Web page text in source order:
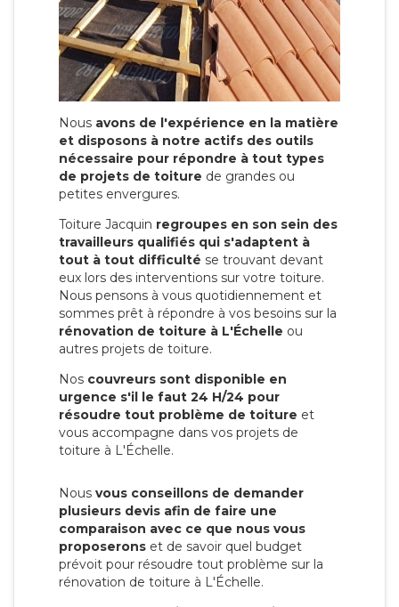
Nous avons de l'expérience en la matière
et disposons à notre actifs des outils
nécessaire pour répondre à tout types
de projets de toiture de grandes ou
petites envergures.
Toiture Jacquin regroupes en son sein des
travailleurs qualifiés qui s'adaptent à
tout à tout difficulté se trouvant devant
eux lors des interventions sur votre toiture.
Nous pensons à vous quotidiennement et
sommes prêt à répondre à vos besoins sur la
rénovation de toiture à L'Échelle ou
autres projets de toiture.
Nos couvreurs sont disponible en
urgence s'il le faut 24 H/24 pour
résoudre tout problème de toiture et
vous accompagne dans vos projets de
toiture à L'Échelle.
Nous vous conseillons de demander
plusieurs devis afin de faire une
comparaison avec ce que nous vous
proposerons et de savoir quel budget
prévoit pour résoudre tout problème sur la
rénovation de toiture à L'Échelle.